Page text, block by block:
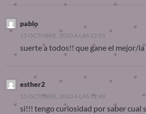
pablo
15 OCTUBRE, 2010 A LAS 12:01
suerte a todos!! que gane el mejor/
esther2
15 OCTUBRE, 2010 A LAS 12:49
si!!! tengo curiosidad por saber cual